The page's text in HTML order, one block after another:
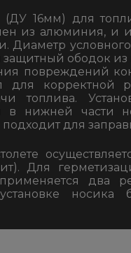
16мм) для
из алюминия, и
Диаметр
защитный ободок
повреждений
для корректной
топлива.
в нижней части
подходит для
Для
два
носика